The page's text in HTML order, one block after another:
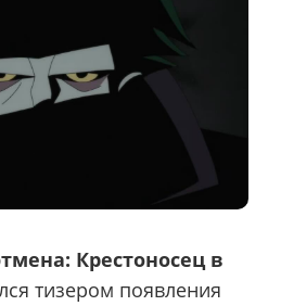
Крестоносец в
тизером появления